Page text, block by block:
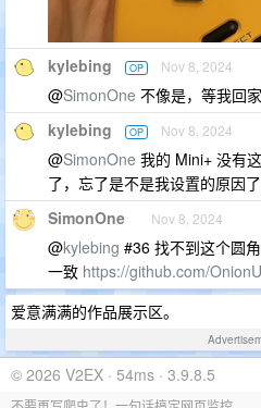
kylebing OP Nov 8, 2024
@SimonOne 不像是，等我回
kylebing OP Nov 8, 2024
@SimonOne 我的 Mini+ 没有
了，忘了是不是我设置的原因
SimonOne Nov 8, 2024
@kylebing #36 找不到这个圆
一致 https://github.com/
爱意满满的作品展示区。
© 2026 V2EX · 54ms · 3.9.8.5